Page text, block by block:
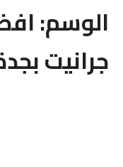
الوسم:
جرانيت بجدة